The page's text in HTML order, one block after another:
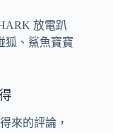
來的評論，